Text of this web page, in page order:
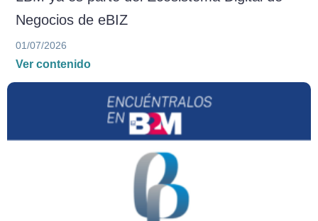
Negocios de eBIZ
01/07/2026
Ver contenido